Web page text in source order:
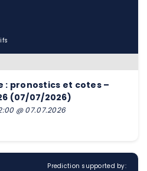
: pronostics et cotes –
(07/07/2026)
@ 07.07.2026
Prediction supported by: